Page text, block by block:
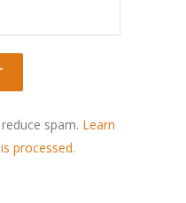
spam. Learn
processed.